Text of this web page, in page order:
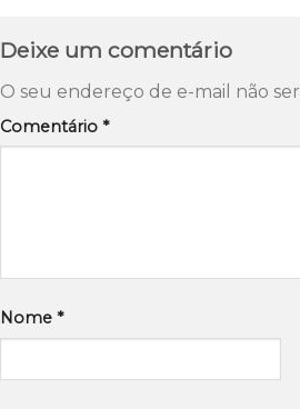
Deixe um comentário
O seu endereço de e-mail não
Comentário *
Nome *